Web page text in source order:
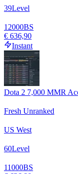
39Level
12000BS
€ 636,90
Instant
Dota 2 7,000 MMR
Fresh Unranked
US West
60Level
11000BS